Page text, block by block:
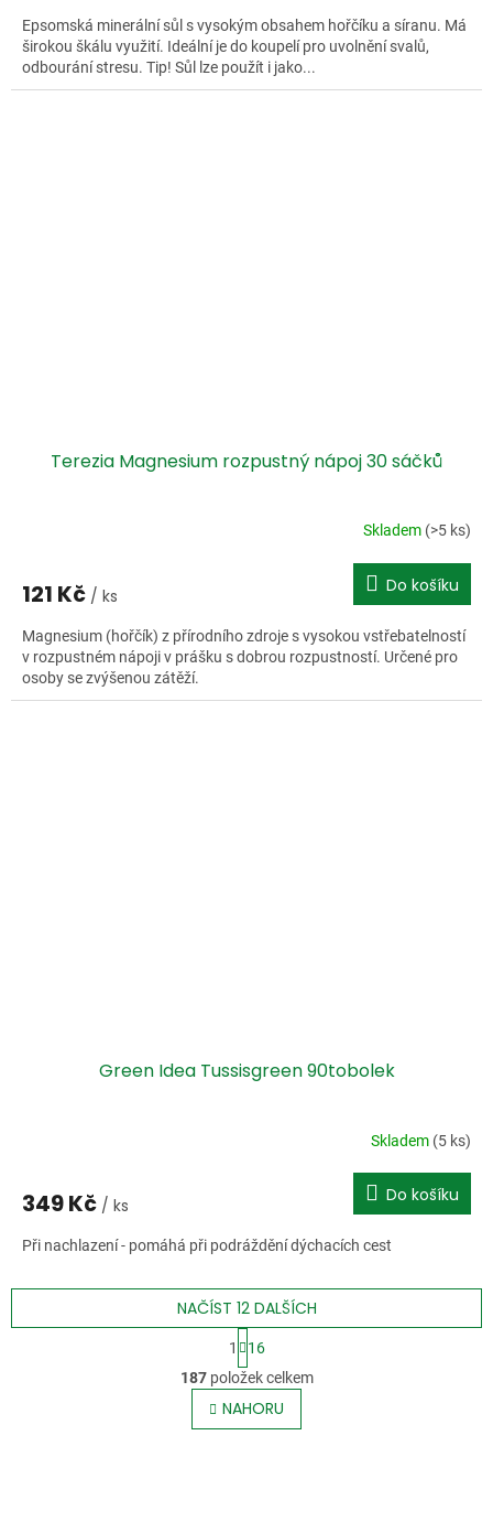
Epsomská minerální sůl s vysokým obsahem hořčíku a síranu. Má
širokou škálu využití. Ideální je do koupelí pro uvolnění svalů,
odbourání stresu. Tip! Sůl lze použít i jako...
Terezia Magnesium rozpustný nápoj 30 sáčků
Skladem (>5 ks)
121 Kč / ks Do košíku
Magnesium (hořčík) z přírodního zdroje s vysokou vstřebatelností
v rozpustném nápoji v prášku s dobrou rozpustností. Určené pro
osoby se zvýšenou zátěží.
Green Idea Tussisgreen 90tobolek
Skladem (5 ks)
349 Kč / ks Do košíku
Při nachlazení - pomáhá při podráždění dýchacích cest
O
v
l
á
NAČÍST 12 DALŠÍCH
S
t
r
á
n
k
1
16
187položek celkem
NAHORU